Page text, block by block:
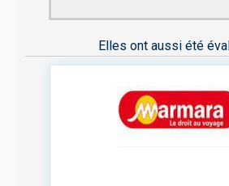
Elles ont aussi été